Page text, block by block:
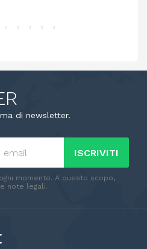
di newsletter.
ISCRIVITI
momento. A questo scopo,
note legali.